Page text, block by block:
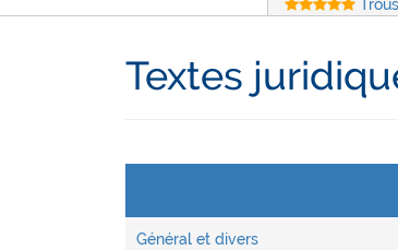
Textes
Général et divers